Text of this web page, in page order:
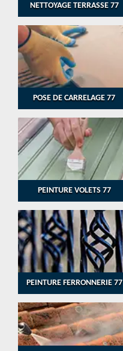
NETTOYAGE TERRASSE 77
POSE DE CARRELAGE 77
PEINTURE VOLETS 77
PEINTURE FERRONNERIE 77